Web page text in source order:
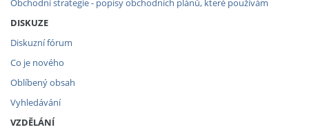
Obchodní strategie - popisy obchodních plánů, které používám
DISKUZE
Diskuzní fórum
Co je nového
Oblíbený obsah
Vyhledávání
VZDĚLÁNÍ